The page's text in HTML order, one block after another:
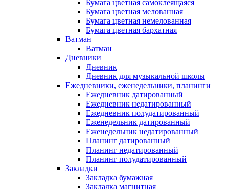
Бумага цветная самоклеящаяся
Бумага цветная мелованная
Бумага цветная немелованная
Бумага цветная бархатная
Ватман
Ватман
Дневники
Дневник
Дневник для музыкальной школы
Ежедневники, еженедельники, планинги
Ежедневник датированный
Ежедневник недатированный
Ежедневник полудатированный
Еженедельник датированный
Еженедельник недатированный
Планинг датированный
Планинг недатированный
Планинг полудатированный
Закладки
Закладка бумажная
Закладка магнитная